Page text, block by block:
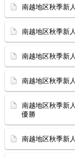
南越地区秋季
南越地区秋季
南越地区秋季
南越地区秋季
南越地区秋季
優勝
南越地区秋季